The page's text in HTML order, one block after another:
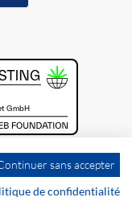
sans accepter
de confidentialité